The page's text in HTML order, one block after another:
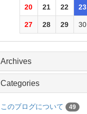
20 21 22 23
27 28 29 30
Archives
Categories
このブログについて 49